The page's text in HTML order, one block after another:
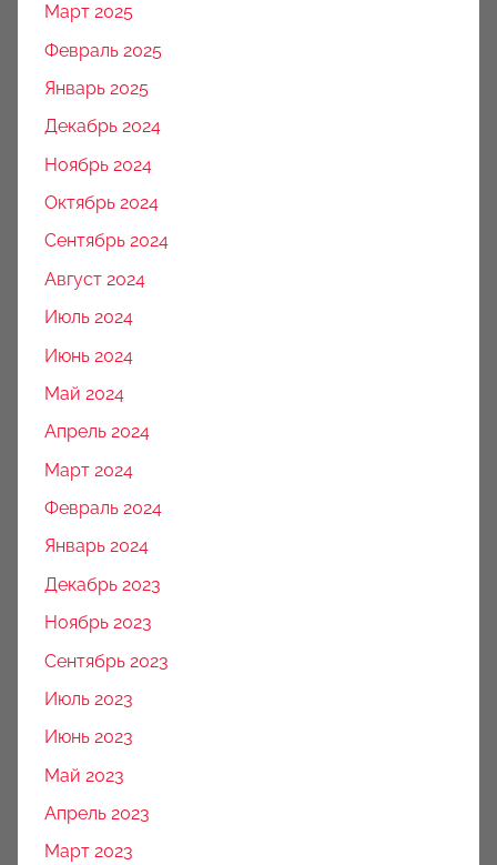
Март 2025
Февраль 2025
Январь 2025
Декабрь 2024
Ноябрь 2024
Октябрь 2024
Сентябрь 2024
Август 2024
Июль 2024
Июнь 2024
Май 2024
Апрель 2024
Март 2024
Февраль 2024
Январь 2024
Декабрь 2023
Ноябрь 2023
Сентябрь 2023
Июль 2023
Июнь 2023
Май 2023
Апрель 2023
Март 2023